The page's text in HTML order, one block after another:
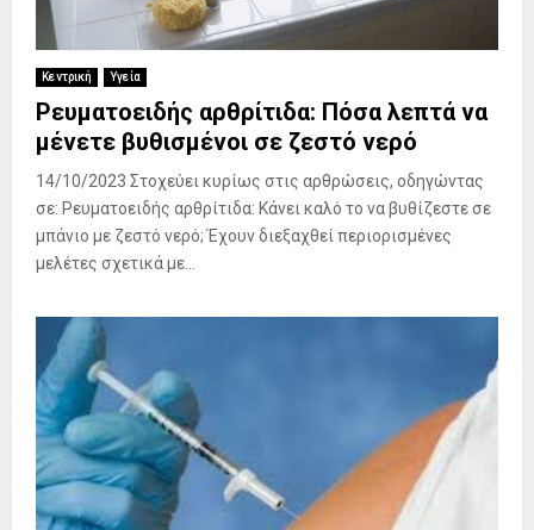
Κεντρική Υγεία
Ρευματοειδής αρθρίτιδα: Πόσα λεπτά να
μένετε βυθισμένοι σε ζεστό νερό
14/10/2023 Στοχεύει κυρίως στις αρθρώσεις, οδηγώντας
σε: Ρευματοειδής αρθρίτιδα: Κάνει καλό το να βυθίζεστε σε
μπάνιο με ζεστό νερό; Έχουν διεξαχθεί περιορισμένες
μελέτες σχετικά με...